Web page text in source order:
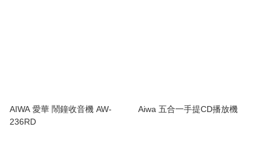
AIWA 愛華 鬧鐘收音機 AW-
236RD
Aiwa 五合一手提CD播放機